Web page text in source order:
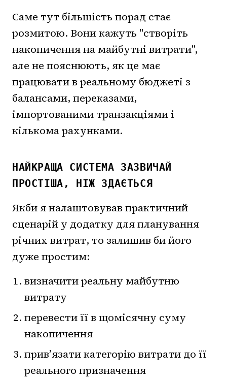
Саме тут більшість порад стає
розмитою. Вони кажуть "створіть
накопичення на майбутні витрати",
але не пояснюють, як це має
працювати в реальному бюджеті з
балансами, переказами,
імпортованими транзакціями і
кількома рахунками.
НАЙКРАЩА СИСТЕМА ЗАЗВИЧАЙ
ПРОСТІША, НІЖ ЗДАЄТЬСЯ
Якби я налаштовував практичний
сценарій у додатку для планування
річних витрат, то залишив би його
дуже простим:
визначити реальну майбутню
витрату
перевести її в щомісячну суму
накопичення
прив’язати категорію витрати до її
реального призначення